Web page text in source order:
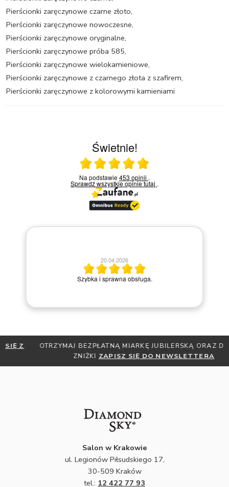
Pierścionki zaręczynowe czarne złoto,
Pierścionki zaręczynowe nowoczesne,
Pierścionki zaręczynowe oryginalne,
Pierścionki zaręczynowe próba 585,
Pierścionki zaręczynowe wielokamieniowe,
Pierścionki zaręczynowe z czarnego złota z szafirem,
Pierścionki zaręczynowe z kolorowymi kamieniami
Świetnie!
Ocena średnia 5 na 5
Na podstawie453 opinii .
Sprawdź wszystkie opinietutaj .
Miły kontakt telefoniczny z pracownikiem sklepu. Krok po
kroku prowadziła przez zakup pierścionka online.
OTRZYMAJ BEZPŁATNĄ MIARKĘ JUBILERSKĄ ORAZ DO 30%
ZAPISZ SIĘ DO NEWSLETTERA
Salon w Krakowie
ul. Legionów Piłsudskiego 17,
30-509 Kraków
tel.: 12 422 77 93